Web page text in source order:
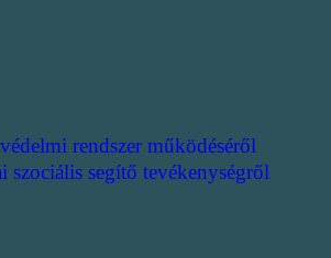
rendszer működéséről
szociális segítő tevékenységről